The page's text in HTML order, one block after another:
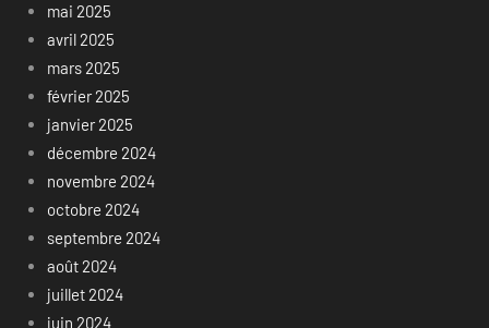
mai 2025
avril 2025
mars 2025
février 2025
janvier 2025
décembre 2024
novembre 2024
octobre 2024
septembre 2024
août 2024
juillet 2024
juin 2024